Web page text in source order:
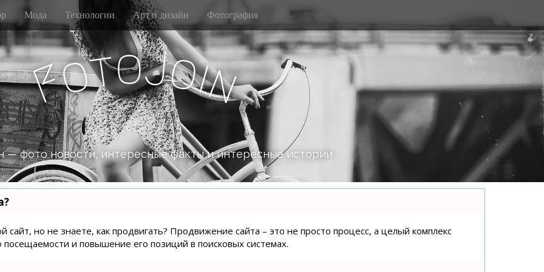
Мода Технологии Арт и дизайн Фотография
FotoJoi
n
— фото новости, интересные факты и интересные истории
сайт, но не знаете, как продвигать? Продвижение сайта – это не просто процесс, а целый комплекс
и повышение его позиций в поисковых системах.